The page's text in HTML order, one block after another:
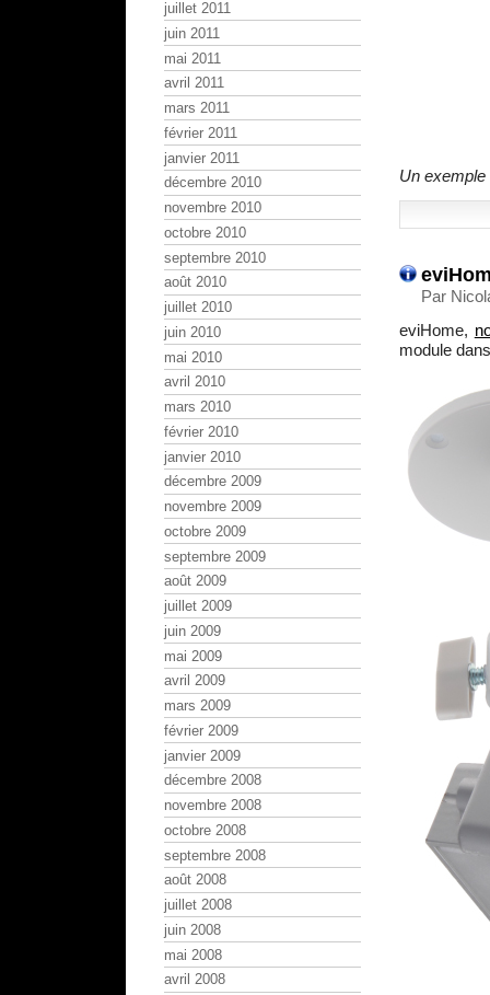
Un exemple
Par
eviHome,
module
juillet 2011
juin 2011
mai 2011
avril 2011
mars 2011
février 2011
janvier 2011
décembre 2010
novembre 2010
octobre 2010
septembre 2010
août 2010
juillet 2010
juin 2010
mai 2010
avril 2010
mars 2010
février 2010
janvier 2010
décembre 2009
novembre 2009
octobre 2009
septembre 2009
août 2009
juillet 2009
juin 2009
mai 2009
avril 2009
mars 2009
février 2009
janvier 2009
décembre 2008
novembre 2008
octobre 2008
septembre 2008
août 2008
juillet 2008
juin 2008
mai 2008
avril 2008